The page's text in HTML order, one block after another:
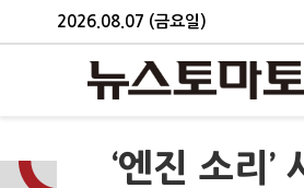
2026.08.07 (금요일)
‘엔진 소리